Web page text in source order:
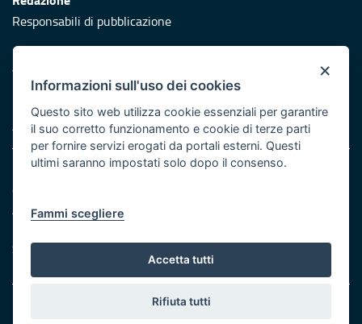
Responsabili di pubblicazione
Protezione civile
Vai al sito di Protezione Civile Puglia
Iniziativa finanziata con risorse del POR Puglia 2014/2020 -
Asse XI
Note legali
Cookie e privacy
Atti di notifica
Servizi Intranet
© Regione Puglia
×
Informazioni sull'uso dei cookies
Questo sito web utilizza cookie essenziali per garantire
il suo corretto funzionamento e cookie di terze parti
per fornire servizi erogati da portali esterni. Questi
ultimi saranno impostati solo dopo il consenso.
Fammi scegliere
Accetta tutti
Rifiuta tutti